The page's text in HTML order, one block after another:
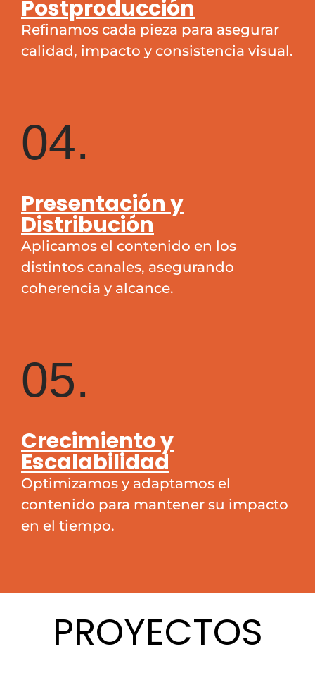
Postproducción
Refinamos cada pieza para asegurar
calidad, impacto y consistencia visual.
04.
Presentación y
Distribución
Aplicamos el contenido en los
distintos canales, asegurando
coherencia y alcance.
05.
Crecimiento y
Escalabilidad
Optimizamos y adaptamos el
contenido para mantener su impacto
en el tiempo.
PROYECTOS